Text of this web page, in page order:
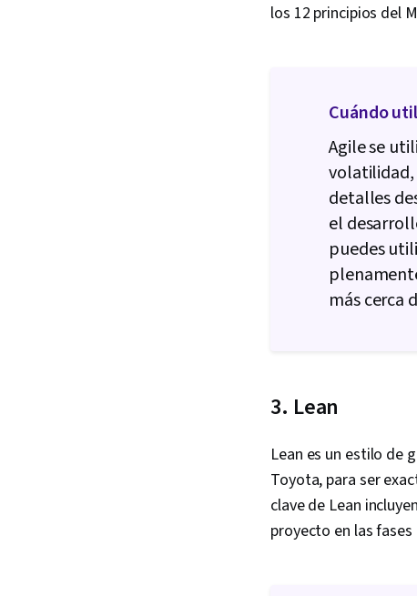
los 12 principios del
Cuándo
Agile se
volatilidad,
detalles
el
puedes
más cerca
3. Lean
Lean es un estilo de
Toyota, para ser
clave de Lean
proyecto en las